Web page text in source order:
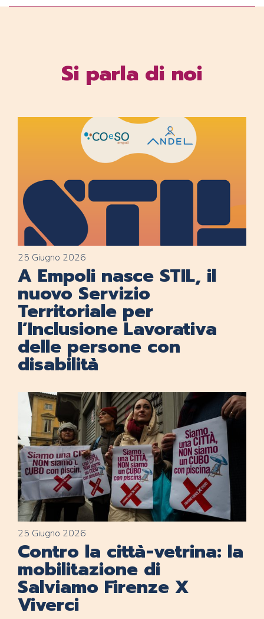
Si parla di noi
25 Giugno 2026
A Empoli nasce STIL, il
nuovo Servizio
Territoriale per
l’Inclusione Lavorativa
delle persone con
disabilità
25 Giugno 2026
Contro la città-vetrina: la
mobilitazione di
Salviamo Firenze X
Viverci